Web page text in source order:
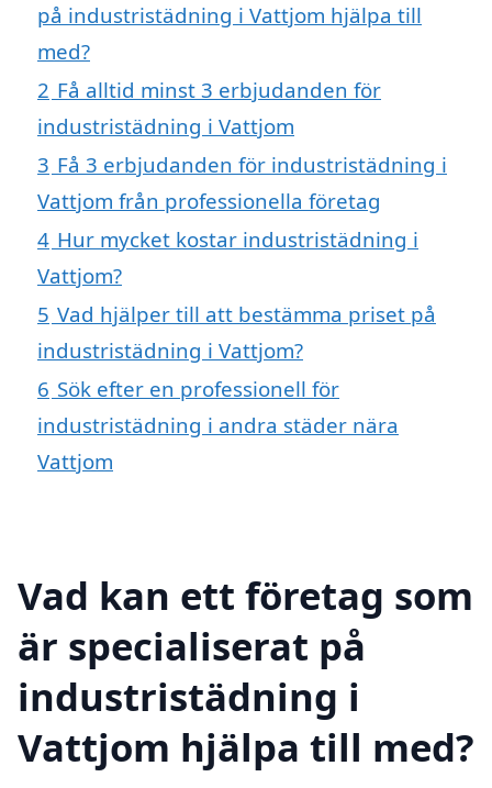
på industristädning i Vattjom hjälpa till
med?
2 Få alltid minst 3 erbjudanden för
industristädning i Vattjom
3 Få 3 erbjudanden för industristädning i
Vattjom från professionella företag
4 Hur mycket kostar industristädning i
Vattjom?
5 Vad hjälper till att bestämma priset på
industristädning i Vattjom?
6 Sök efter en professionell för
industristädning i andra städer nära
Vattjom
Vad kan ett företag som
är specialiserat på
industristädning i
Vattjom hjälpa till med?